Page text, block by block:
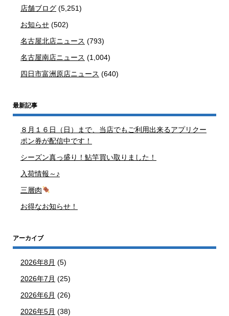
店舗ブログ (5,251)
お知らせ (502)
名古屋北店ニュース (793)
名古屋南店ニュース (1,004)
四日市富洲原店ニュース (640)
最新記事
８月１６日（日）まで、当店でもご利用出来るアプリクー
ポン券が配信中です！
シーズン真っ盛り！鮎竿買い取りました！
入荷情報～♪
三層肉
お得なお知らせ！
アーカイブ
2026年8月 (5)
2026年7月 (25)
2026年6月 (26)
2026年5月 (38)